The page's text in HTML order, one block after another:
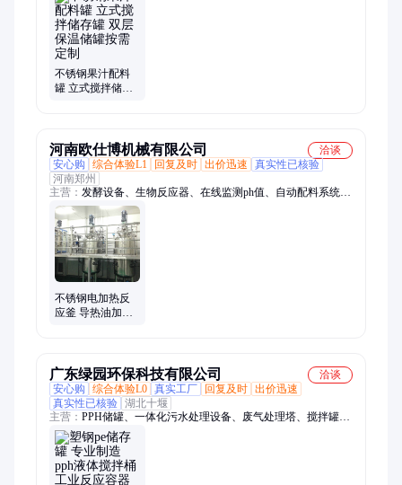
存放罐、运输制冷罐、不锈钢酒罐、啤酒发酵罐、保温运输罐、
煮酒一体锅、板控温发酵罐、果酒发酵设备、白酒不锈钢锅、卧
式车载运输、负压蒸馏设备、保温运输储罐、不锈钢冷却器
不锈钢果汁配料
罐 立式搅拌储存
河南欧仕博机械有限公司
洽谈
安心购
综合体验L1 回复及时 出价迅速
真实性已核验
河南郑州
主营： 发酵设备、生物反应器、在线监测ph值、自动配料系统、
菌种发酵系统、不锈钢发酵罐、配料控制系统、自动混料设备、
自动配料设备、粮油定量系统、定量传输系统、饮料定量配料、
微生物发酵罐、小型配料系统、菌种培养设备、不锈钢种子罐、
定量称重系统、称重配料系统、在线称重系统
不锈钢电加热反
应釜 导热油加热
广东绿园环保科技有限公司
洽谈
安心购
综合体验L0 真实工厂 回复及时 出价迅速
真实性已核验 湖北十堰
主营： PPH储罐、一体化污水处理设备、废气处理塔、搅拌罐、
喷淋塔